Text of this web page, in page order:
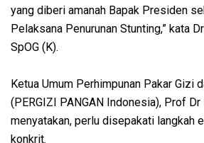
yang diberi amanah Bapak Presiden
Pelaksana Penurunan Stunting,” kata
SpOG (K).
Ketua Umum Perhimpunan Pakar Gizi
(PERGIZI PANGAN Indonesia), Prof
menyatakan, perlu disepakati langkah
konkrit.